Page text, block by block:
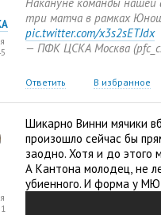
три матча в рамках
pic.twitter.com/x3s2sETJdx
— ПФК ЦСКА Москва (
Ответить В избранное
Шикарно Винни мячики
произошло сейчас бы
заодно. Хотя и до этого
А Кантона молодец, не
убиенного. И форма у МЮ